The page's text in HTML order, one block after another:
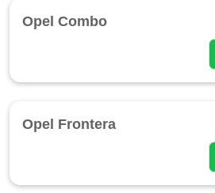
Opel Combo
Opel Frontera